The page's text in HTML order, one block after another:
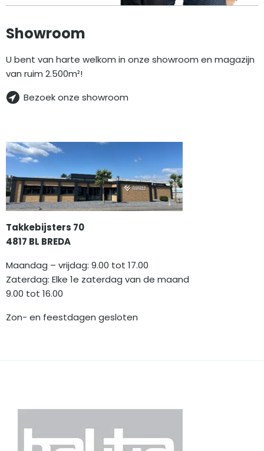
Showroom
U bent van harte welkom in onze showroom en magazijn
van ruim 2.500m²!
Bezoek onze showroom
Takkebijsters 70
4817 BL BREDA
Maandag – vrijdag: 9.00 tot 17.00
Zaterdag: Elke 1e zaterdag van de maand
9.00 tot 16.00
Zon- en feestdagen gesloten